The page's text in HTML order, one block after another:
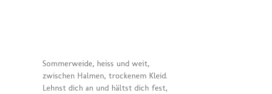
Sommerweide, heiss und weit,
zwischen Halmen, trockenem Kleid.
Lehnst dich an und hältst dich fest,